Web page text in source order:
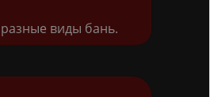
виды бань.